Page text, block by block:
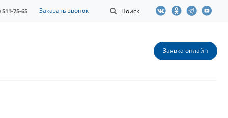
Поиск
511-75-65 Заказать звонок
Заявка онлайн